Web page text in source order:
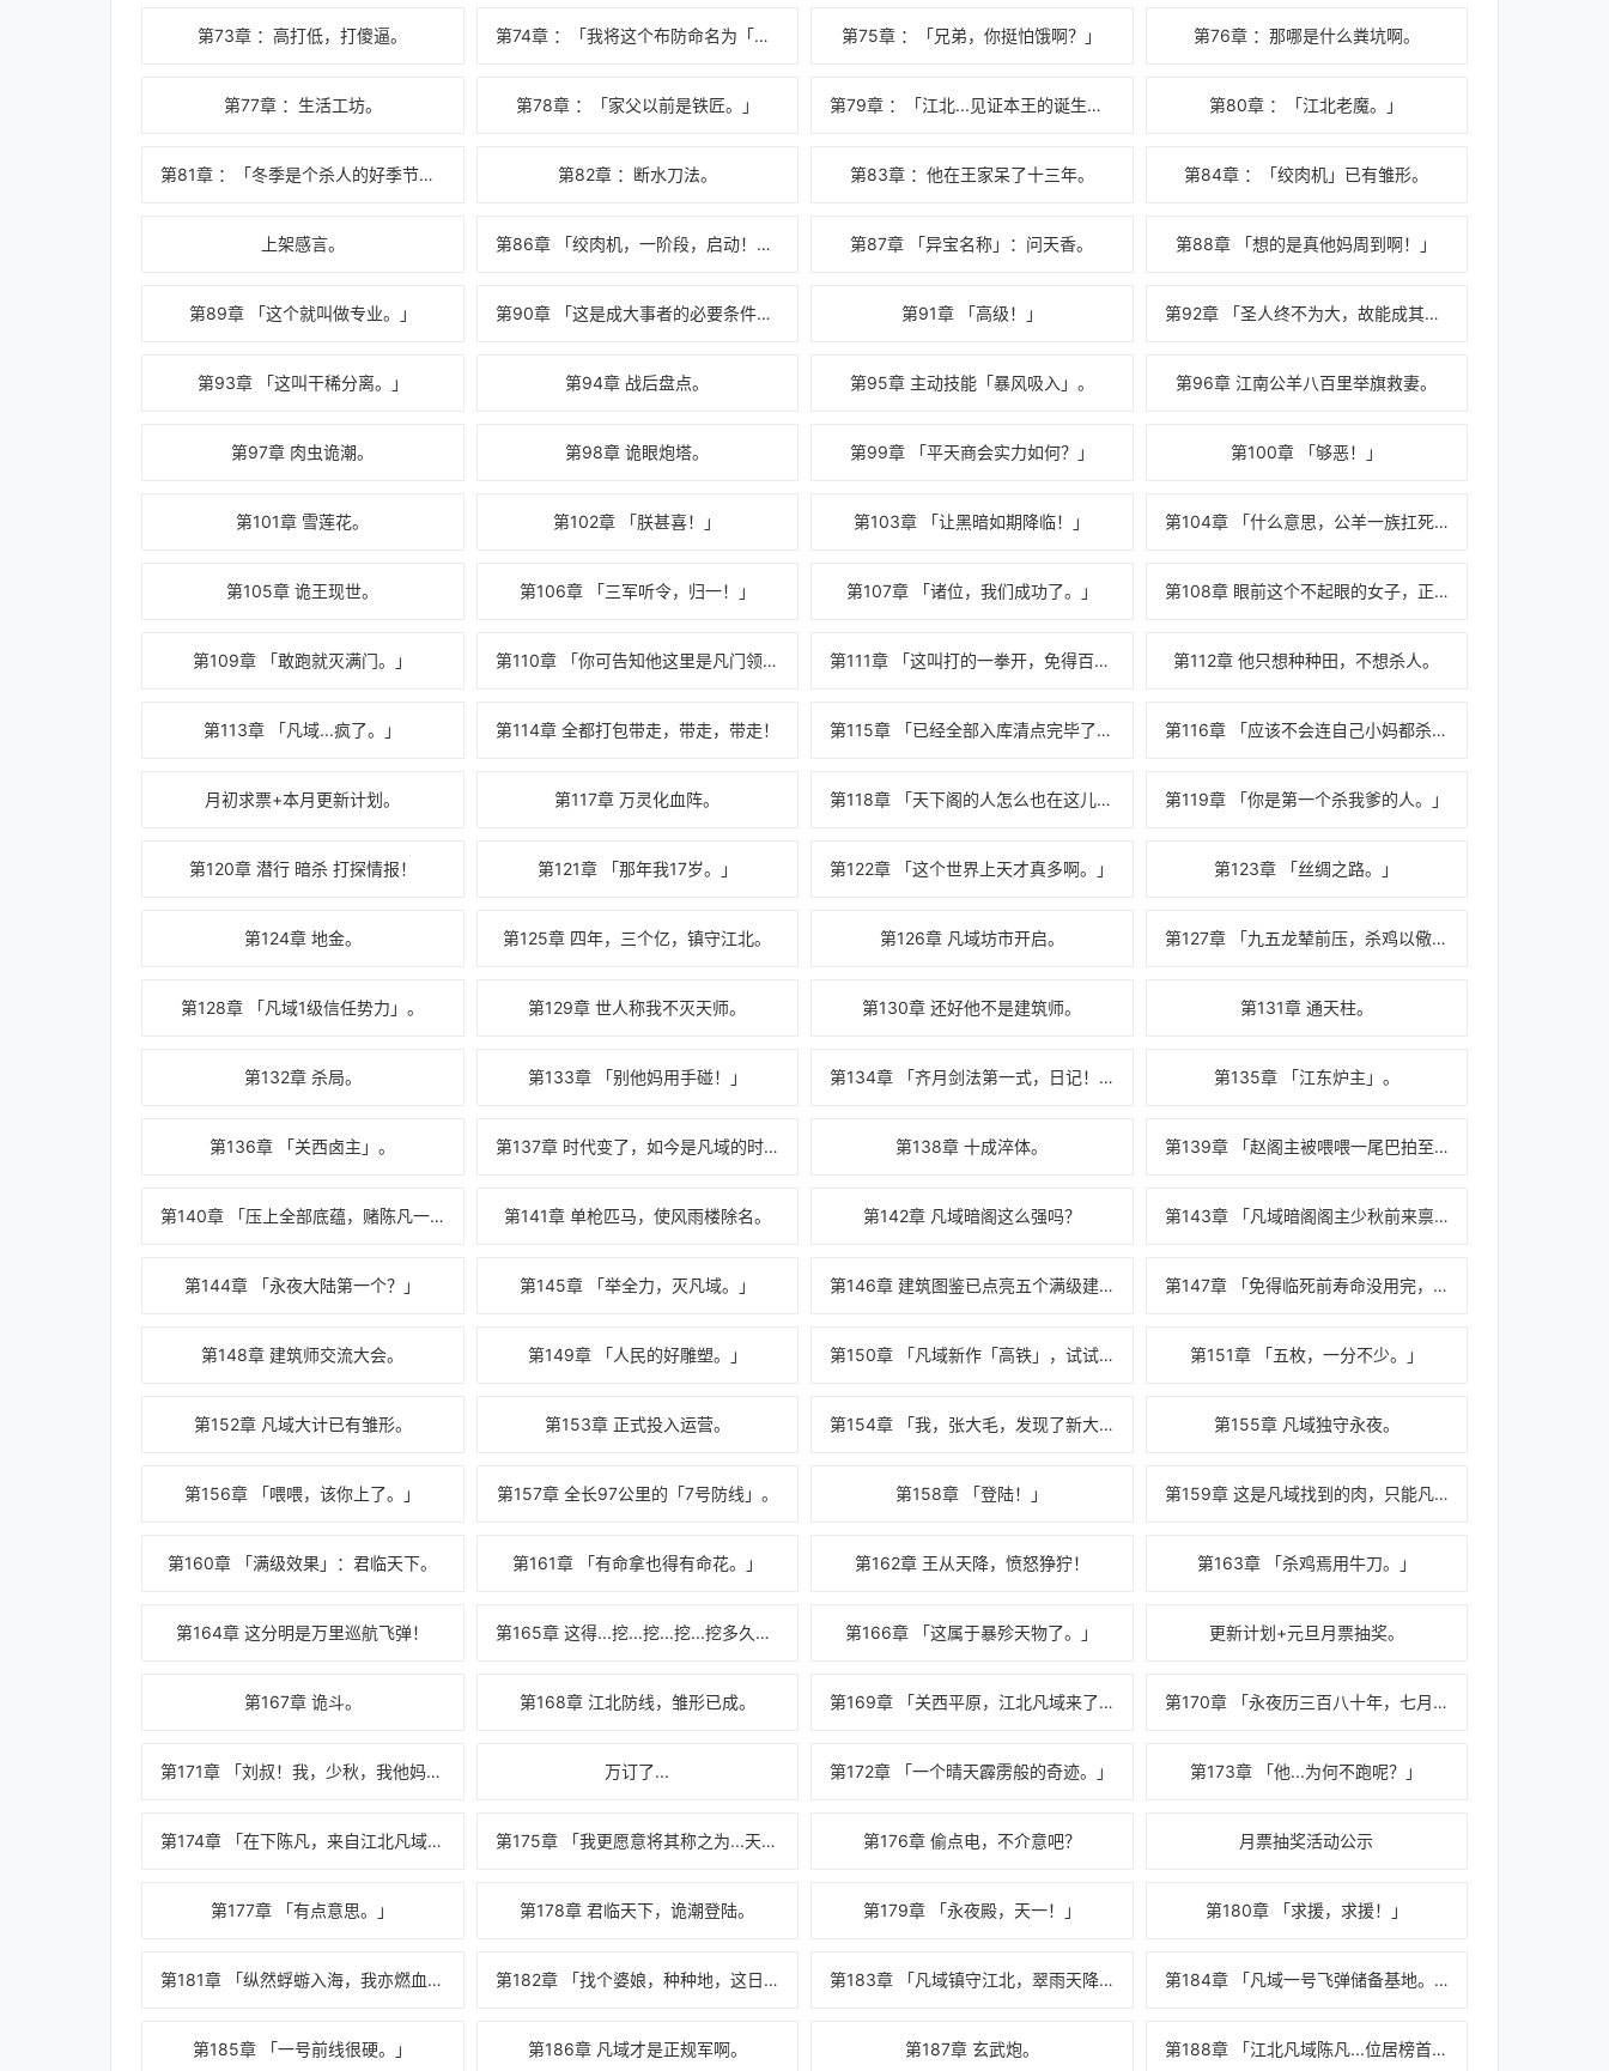
第73章 ：高打低，打傻逼。 第74章 ：「我将这个布防命名为「绞肉机」。」 第75章 ：「兄弟，你挺怕饿啊？」 第76章 ：那哪是什么粪坑啊。
第77章 ：生活工坊。 第78章 ：「家父以前是铁匠。」 第79章 ：「江北...见证本王的诞生吧！」 第80章 ：「江北老魔。」
第81章 ：「冬季是个杀人的好季节。」 第82章 ：断水刀法。 第83章 ：他在王家呆了十三年。 第84章 ：「绞肉机」已有雏形。
上架感言。 第86章 「绞肉机，一阶段，启动！」（求首订） 第87章 「异宝名称」：问天香。 第88章 「想的是真他妈周到啊！」
第89章 「这个就叫做专业。」 第90章 「这是成大事者的必要条件吗？」 第91章 「高级！」 第92章 「圣人终不为大，故能成其大。」
第93章 「这叫干稀分离。」 第94章 战后盘点。 第95章 主动技能「暴风吸入」。 第96章 江南公羊八百里举旗救妻。
第97章 肉虫诡潮。 第98章 诡眼炮塔。 第99章 「平天商会实力如何？」 第100章 「够恶！」
第101章 雪莲花。 第102章 「朕甚喜！」 第103章 「让黑暗如期降临！」 第104章 「什么意思，公羊一族扛死旗去江北捡尸？」
第105章 诡王现世。 第106章 「三军听令，归一！」 第107章 「诸位，我们成功了。」 第108章 眼前这个不起眼的女子，正是守夜人！
第109章 「敢跑就灭满门。」 第110章 「你可告知他这里是凡门领地。」 第111章 「这叫打的一拳开，免得百拳来。」 第112章 他只想种种田，不想杀人。
第113章 「凡域...疯了。」 第114章 全都打包带走，带走，带走！ 第115章 「已经全部入库清点完毕了。」 第116章 「应该不会连自己小妈都杀吧。」
月初求票+本月更新计划。 第117章 万灵化血阵。 第118章 「天下阁的人怎么也在这儿？」 第119章 「你是第一个杀我爹的人。」
第120章 潜行 暗杀 打探情报！ 第121章 「那年我17岁。」 第122章 「这个世界上天才真多啊。」 第123章 「丝绸之路。」
第124章 地金。 第125章 四年，三个亿，镇守江北。 第126章 凡域坊市开启。 第127章 「九五龙辇前压，杀鸡以儆猴。」
第128章 「凡域1级信任势力」。 第129章 世人称我不灭天师。 第130章 还好他不是建筑师。 第131章 通天柱。
第132章 杀局。 第133章 「别他妈用手碰！」 第134章 「齐月剑法第一式，日记！」 第135章 「江东炉主」。
第136章 「关西卤主」。 第137章 时代变了，如今是凡域的时代。 第138章 十成淬体。 第139章 「赵阁主被喂喂一尾巴拍至半死了！」
第140章 「压上全部底蕴，赌陈凡一死。」 第141章 单枪匹马，使风雨楼除名。 第142章 凡域暗阁这么强吗？ 第143章 「凡域暗阁阁主少秋前来禀报
第144章 「永夜大陆第一个？」 第145章 「举全力，灭凡域。」 第146章 建筑图鉴已点亮五个满级建筑。 第147章 「免得临死前寿命没用完，多可惜」
第148章 建筑师交流大会。 第149章 「人民的好雕塑。」 第150章 「凡域新作「高铁」，试试？」 第151章 「五枚，一分不少。」
第152章 凡域大计已有雏形。 第153章 正式投入运营。 第154章 「我，张大毛，发现了新大陆。」 第155章 凡域独守永夜。
第156章 「喂喂，该你上了。」 第157章 全长97公里的「7号防线」。 第158章 「登陆！」 第159章 这是凡域找到的肉，只能凡域来吃。
第160章 「满级效果」：君临天下。 第161章 「有命拿也得有命花。」 第162章 王从天降，愤怒狰狞！ 第163章 「杀鸡焉用牛刀。」
第164章 这分明是万里巡航飞弹！ 第165章 这得...挖...挖...挖...挖多久啊！ 第166章 「这属于暴殄天物了。」 更新计划+元旦月票抽奖。
第167章 诡斗。 第168章 江北防线，雏形已成。 第169章 「关西平原，江北凡域来了。」 第170章 「永夜历三百八十年，七月初。」
第171章 「刘叔！我，少秋，我他妈回来了！」 万订了... 第172章 「一个晴天霹雳般的奇迹。」 第173章 「他...为何不跑呢？」
第174章 「在下陈凡，来自江北凡域。」 第175章 「我更愿意将其称之为...天命所归。」 第176章 偷点电，不介意吧？ 月票抽奖活动公示
第177章 「有点意思。」 第178章 君临天下，诡潮登陆。 第179章 「永夜殿，天一！」 第180章 「求援，求援！」
第181章 「纵然蜉蝣入海，我亦燃血焚天。」 第182章 「找个婆娘，种种地，这日子不是也挺好？」 第183章 「凡域镇守江北，翠雨天降，天道赐福。」 第184章 「凡域一号飞弹储备基地。」
第185章 「一号前线很硬。」 第186章 凡域才是正规军啊。 第187章 玄武炮。 第188章 「江北凡域陈凡...位居榜首。」